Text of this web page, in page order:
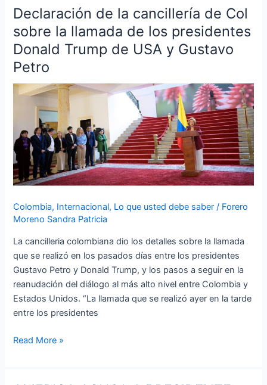
Declaración de la cancillería de Col
sobre la llamada de los presidentes
Donald Trump de USA y Gustavo
Petro
Colombia, Internacional, Lo que usted debe saber / Forero
Moreno Sandra Patricia
La cancilleria colombiana dio los detalles sobre la llamada
que se realizó en los pasados días entre los presidentes
Gustavo Petro y Donald Trump, y los pasos a seguir en la
reanudación del diálogo al más alto nivel entre Colombia y
Estados Unidos. “La llamada que se realizó ayer en la tarde
entre los presidentes
Declaración
la
cancillería
de
Col
sobre
llamada
de
los
presidentes
Donald
de
USA
y
Gustavo
Petro
Read More »